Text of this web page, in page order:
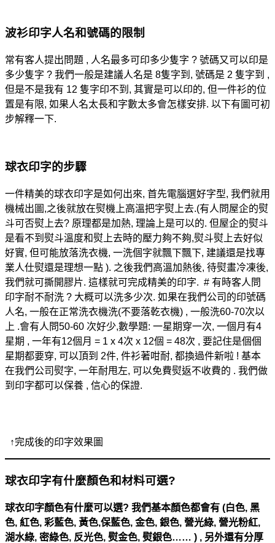
波衫印字人名和號碼的限制
常有客人提出問題 , 人名最多可印多少隻字 ? 號碼又可以印是
多少隻字 ? 我們一般是建議人名是 8隻字到, 號碼是 2 隻字到 ,
但是不是我有 12 隻字印不到, 其實是可以印的, 但一件衫的位
置是有限, 如果人名太長和字數太多會怎樣安排. 以下有圖可初
步解釋一下.
球衣印字的步驟
一件精美的球衣印字是如何出來, 首先電腦選好字型, 我們就用
機械出圖,之後就放在熨機上高溫把字熨上去.(有人問屋企的熨
斗可否熨上去? 原理都是加熱, 理論上是可以的. 但屋企的熨斗
是看不到熨斗溫度和熨上去時的壓力夠不夠,熨斗熨上去好似
好實, 但可能放落洗衣機, 一洗個字就飄下飄下, 建議還是找專
業人仕熨還是理想一點 ). 之後我們高溫加熱後, 待熨畫冷凍後,
我們就可撕開膠片. 這樣就可完成精美的印字. # 有時客人問
印字耐不耐洗 ? 大概可以洗多少次. 如果在我們公司的印號碼
人名, 一般在正常洗衣機洗(不要落乾衣機) , 一般洗60-70次以
上 .會有人問50-60 次好少,數學題: 一星期穿一次, 一個月有4
星期 , 一年有12個月 = 1 x 4次 x 12個 = 48次 , 要記住是個個
星期都要穿, 可以頂到 2件, 件衫著咁耐, 都換過件新啦 ! 基本
在我們公司熨字, 一年耐甩左, 可以免費熨返不收費的 . 我們做
到印字都可以保養 , 信心的保證.
↑完成後的印字效果圖
球衣印字有什麼顏色和材料可選?
球衣印字顏色有什麼可以選? 我們基本顏色都會有 (白色, 黑
色, 紅色, 彩藍色, 黃色,保藍色, 金色, 銀色, 營光綠, 營光粉紅,
湖水綠, 密綠色, 反光色, 熨金色, 熨銀色…… ) , 另外還有分厚